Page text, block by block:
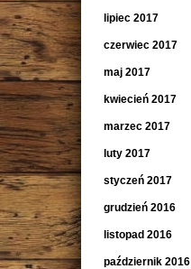
lipiec 2017
czerwiec 2017
maj 2017
kwiecień 2017
marzec 2017
luty 2017
styczeń 2017
grudzień 2016
listopad 2016
październik 2016